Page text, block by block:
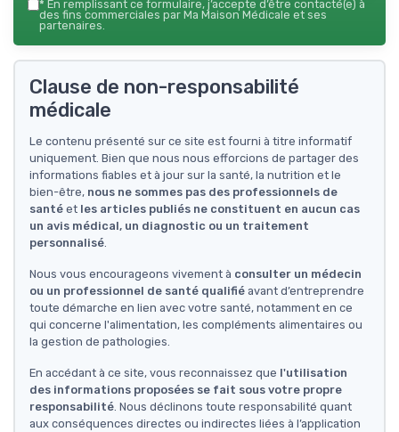
* En remplissant ce formulaire, j’accepte d’être contacté(e) à
des fins commerciales par Ma Maison Médicale et ses
partenaires.
Clause de non-responsabilité
médicale
Le contenu présenté sur ce site est fourni à titre informatif
uniquement. Bien que nous nous efforcions de partager des
informations fiables et à jour sur la santé, la nutrition et le
bien-être, nous ne sommes pas des professionnels de
santé et les articles publiés ne constituent en aucun cas
un avis médical, un diagnostic ou un traitement
personnalisé.
Nous vous encourageons vivement à consulter un médecin
ou un professionnel de santé qualifié avant d’entreprendre
toute démarche en lien avec votre santé, notamment en ce
qui concerne l'alimentation, les compléments alimentaires ou
la gestion de pathologies.
En accédant à ce site, vous reconnaissez que l'utilisation
des informations proposées se fait sous votre propre
responsabilité. Nous déclinons toute responsabilité quant
aux conséquences directes ou indirectes liées à l’application